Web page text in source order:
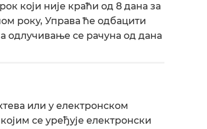
који није краћи од 8 дана за
року, Управа ће одбацити
одлучивање се рачуна од дана
или у електронском
се уређује електронски